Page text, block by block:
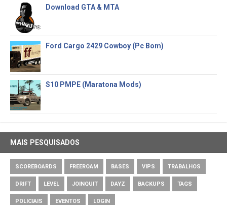
Download GTA & MTA
Ford Cargo 2429 Cowboy (Pc Bom)
S10 PMPE (Maratona Mods)
MAIS PESQUISADOS
SCOREBOARDS FREEROAM BASES VIPS TRABALHOS
DRIFT LEVEL JOINQUIT DAYZ BACKUPS TAGS
POLICIAIS EVENTOS LOGIN